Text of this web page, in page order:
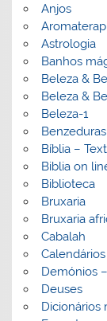
Anjos
Astrologia
Banhos
Beleza &
Beleza &
Beleza-1
Bíblia –
Biblia on
Biblioteca
Bruxaria
Bruxaria
Cabalah
Calendários
Demónios
Deuses
Dicionários